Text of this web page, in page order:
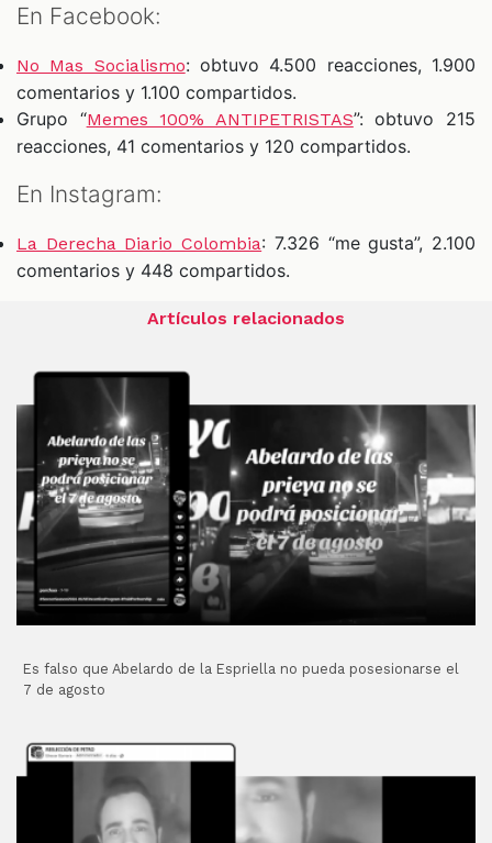
En Facebook:
No Mas Socialismo: obtuvo 4.500 reacciones, 1.900
comentarios y 1.100 compartidos.
Grupo “Memes 100% ANTIPETRISTAS”: obtuvo 215
reacciones, 41 comentarios y 120 compartidos.
En Instagram:
La Derecha Diario Colombia: 7.326 “me gusta”, 2.100
comentarios y 448 compartidos.
Artículos relacionados
Es falso que Abelardo de la Espriella no pueda posesionarse el
7 de agosto